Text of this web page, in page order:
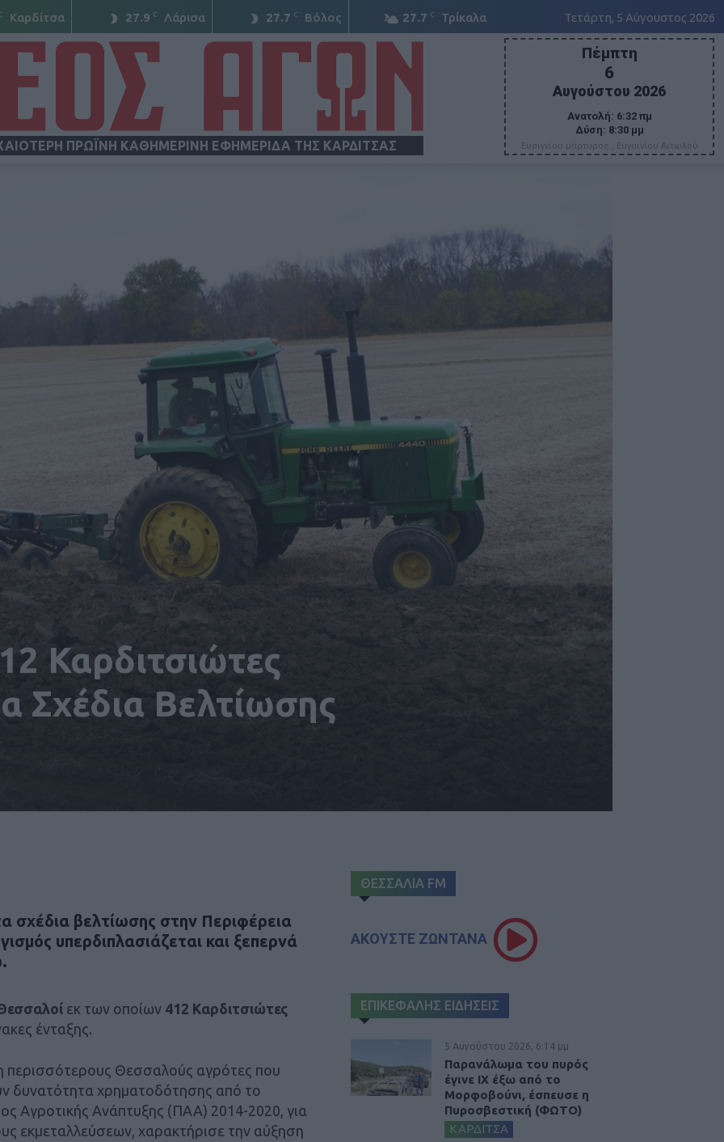
C Καρδίτσα 27.9 C Λάρισα 27.7 C Βόλος 27.7 C Τρίκαλα Τετάρτη, 5 Αύγουστος 2026
ΠΡΩΪΝΗ ΚΑΘΗΜΕΡΙΝΗ ΕΦΗΜΕΡΙΔΑ ΤΗΣ ΚΑΡΔΙΤΣΑΣ
Πέμπτη
6
Αυγούστου 2026
Ανατολή: 6:32 πμ
Δύση: 8:30 μμ
Ευσιγνίου μάρτυρος , Ευγαινίου Αιτωλού
Καρδιτσιώτες
Σχέδια Βελτίωσης
σχέδια βελτίωσης στην Περιφέρεια
υπερδιπλασιάζεται και ξεπερνά
.
εκ των οποίων 412 Καρδιτσιώτες
ένταξης.
περισσότερους Θεσσαλούς αγρότες που
δυνατότητα χρηματοδότησης από το
Αγροτικής Ανάπτυξης (ΠΑΑ) 2014-2020, για
εκμεταλλεύσεων, χαρακτήρισε την αύξηση
ΘΕΣΣΑΛΙΑ FM
ΑΚΟΥΣΤΕ ΖΩΝΤΑΝΑ
ΕΠΙΚΕΦΑΛΗΣ ΕΙΔΗΣΕΙΣ
5 Αυγούστου 2026, 6:14 μμ
Παρανάλωμα του πυρός
έγινε ΙΧ έξω από το
Μορφοβούνι, έσπευσε η
Πυροσβεστική (ΦΩΤΟ)
ΚΑΡΔΙΤΣΑ